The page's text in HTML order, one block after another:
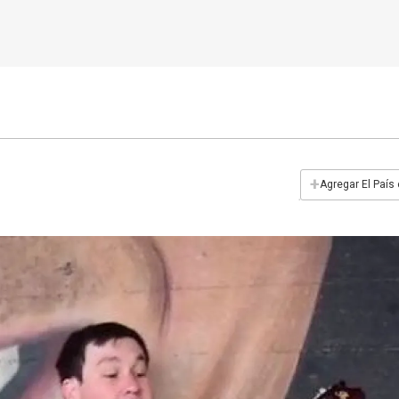
+Agregar El País